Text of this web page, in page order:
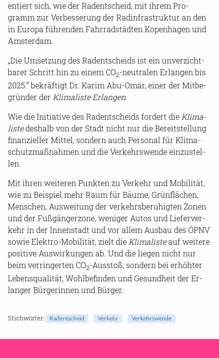
en­tiert sich, wie der Rad­ent­scheid, mit ihrem Pro­
gramm zur Ver­bes­se­rung der Rad­in­fra­struk­tur an den
in Eu­ro­pa füh­ren­den Fahr­rad­städ­ten Ko­pen­ha­gen und
Ams­ter­dam.
„Die Um­set­zung des Rad­ent­scheids ist ein un­ver­zicht­
ba­rer Schritt hin zu einem CO2-​neutralen Er­lan­gen bis
2025.“ be­kräf­tigt Dr. Karim Abu-​Omar, einer der Mit­be­
grün­der der Kli­ma­lis­te Er­lan­gen.
Wie die In­itia­ti­ve des Rad­ent­scheids for­dert dieKli­ma­
lis­tedes­halb von der Stadt nicht nur die Be­reit­stel­lung
fi­nan­zi­el­ler Mit­tel, son­dern auch Per­so­nal für Kli­ma­
schutz­maß­nah­men und die Ver­kehrs­wen­de ein­zu­stel­
len.
Mit ihren wei­te­ren Punk­ten zu Ver­kehr und Mo­bi­li­tät,
wie zu Bei­spiel mehr Raum für Bäume, Grün­flä­chen,
Men­schen, Aus­wei­tung der ver­kehrs­be­ru­hig­ten Zonen
und der Fuß­gän­ger­zo­ne, we­ni­ger Autos und Lie­fer­ver­
kehr in der In­nen­stadt und vor allem Aus­bau des ÖPNV
sowie Elektro-​Mobilität, zielt dieKli­ma­lis­teauf wei­te­re
po­si­ti­ve Aus­wir­kun­gen ab. Und die lie­gen nicht nur
beim ver­rin­ger­ten CO2-​Ausstoß, son­dern bei er­höh­ter
Le­bens­qua­li­tät, Wohl­be­fin­den und Ge­sund­heit der Er­
lan­ger Bür­ge­rin­nen und Bür­ger.
Stich­wör­ter: Rad­ent­scheid Ver­kehr Ver­kehrs­wen­de